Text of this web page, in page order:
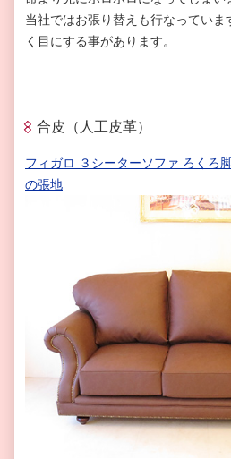
当社ではお張り替えも行なっていま
く目にする事があります。
合皮（人工皮革）
フィガロ ３シーターソファ ろくろ
の張地